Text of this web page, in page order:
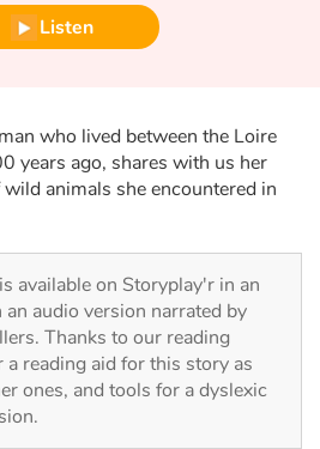
adventure
Listen
who lived between the Loire
years ago, shares with us her
animals she encountered in
is available on Storyplay'r in an
audio version narrated by
Thanks to our reading
reading aid for this story as
ones, and tools for a dyslexic